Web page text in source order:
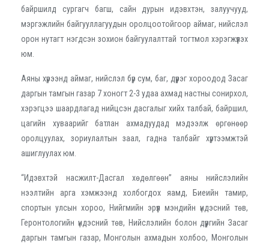
байршилд сургагч багш, сайн дурын идэвхтэн, залуучууд,
мэргэжлийн байгууллагуудын оролцоотойгоор аймаг, нийслэл
орон нутагт нэгдсэн зохион байгуулалттай тогтмол хэрэгжүүлэх
юм.
Аяны хүрээнд аймаг, нийслэл бүр сум, баг, дүүрэг хороодод Засаг
даргын тамгын газар 7 хоногт 2-3 удаа ахмад настны сонирхол,
хэрэгцээ шаардлагад нийцсэн дасгалыг хийх талбай, байршил,
цагийн хуваарийг батлан ахмадуудад мэдээлж өргөнөөр
оролцуулах, зориулалтын заал, гадна талбайг хүртээмжтэй
ашиглуулах юм.
“Идэвхтэй насжилт-Дасгал хөдөлгөөн” аяны нийслэлийн
нээлтийн арга хэмжээнд холбогдох яамд, Биеийн тамир,
спортын улсын хороо, Нийгмийн эрүүл мэндийн үндэсний төв,
Геронтологийн үндэсний төв, Нийслэлийн болон дүүргийн Засаг
даргын тамгын газар, Монголын ахмадын холбоо, Монголын